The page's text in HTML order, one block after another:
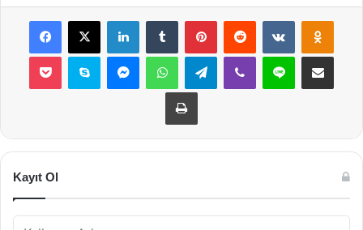
Facebook
X LinkedInTumblr PinterestReddit VKontakte
Pocket Skype MessengerWhatsAppTelegramViber Line E-Posta ile
Yazdır
Kayıt Ol